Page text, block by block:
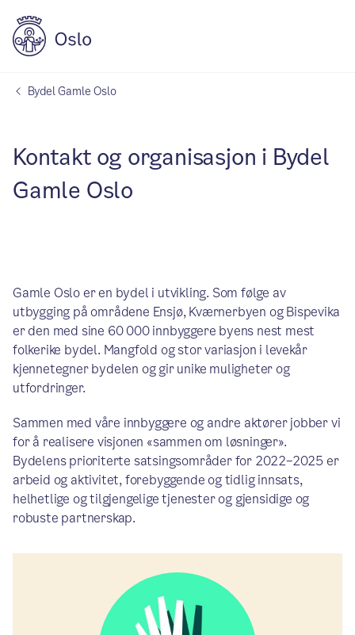
Bydel Gamle Oslo
Kontakt og organisasjon i Bydel
Gamle Oslo
Gamle Oslo er en bydel i utvikling. Som følge av
utbygging på områdene Ensjø, Kværnerbyen og Bispevika
er den med sine 60 000 innbyggere byens nest mest
folkerike bydel. Mangfold og stor variasjon i levekår
kjennetegner bydelen og gir unike muligheter og
utfordringer.
Sammen med våre innbyggere og andre aktører jobber vi
for å realisere visjonen «sammen om løsninger».
Bydelens prioriterte satsingsområder for 2022–2025 er
arbeid og aktivitet, forebyggende og tidlig innsats,
helhetlige og tilgjengelige tjenester og gjensidige og
robuste partnerskap.